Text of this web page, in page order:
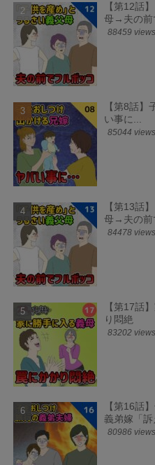
【第12話
母→夫の前
88459 views
【第8話
い事に...
85044 views
【第13話
母→夫の前
84478 views
【第17話
り悶絶
83202 views
【第16話
義弟嫁「訴
80986 views